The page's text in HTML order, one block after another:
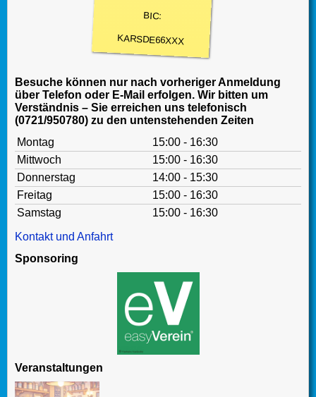
BIC:
KARSDE66XXX
Besuche können nur nach vorheriger Anmeldung
über Telefon oder E-Mail erfolgen. Wir bitten um
Verständnis – Sie erreichen uns telefonisch
(0721/950780) zu den untenstehenden Zeiten
Montag
15:00 - 16:30
Mittwoch
15:00 - 16:30
Donnerstag
14:00 - 15:30
Freitag
15:00 - 16:30
Samstag
15:00 - 16:30
Kontakt und Anfahrt
Sponsoring
Veranstaltungen